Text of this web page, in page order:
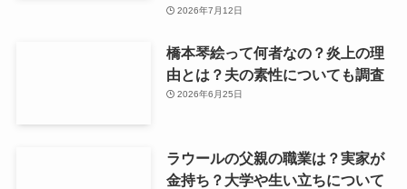
2026年7月12日
橋本琴絵って何者なの？炎上の理
由とは？夫の素性についても調査
2026年6月25日
ラウールの父親の職業は？実家が
金持ち？大学や生い立ちについて